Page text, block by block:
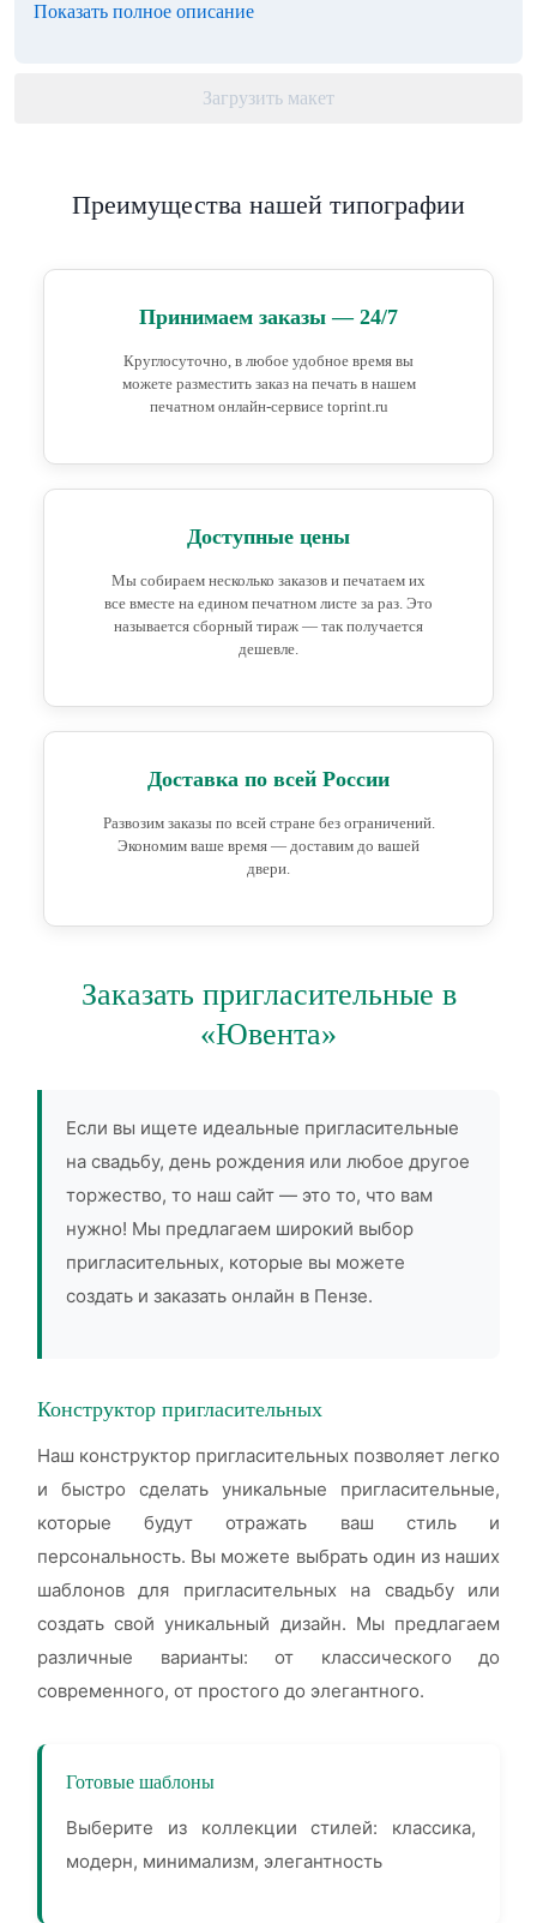
Показать полное описание
Загрузить макет
Преимущества нашей типографии
Принимаем заказы — 24/7
Круглосуточно, в любое удобное время вы
можете разместить заказ на печать в нашем
печатном онлайн-сервисе toprint.ru
Доступные цены
Мы собираем несколько заказов и печатаем их
все вместе на едином печатном листе за раз. Это
называется сборный тираж — так получается
дешевле.
Доставка по всей России
Развозим заказы по всей стране без ограничений.
Экономим ваше время — доставим до вашей
двери.
Заказать пригласительные в
«Ювента»
Если вы ищете идеальные пригласительные
на свадьбу, день рождения или любое другое
торжество, то наш сайт — это то, что вам
нужно! Мы предлагаем широкий выбор
пригласительных, которые вы можете
создать и заказать онлайн в Пензе.
Конструктор пригласительных
Наш конструктор пригласительных позволяет легко
и быстро сделать уникальные пригласительные,
которые будут отражать ваш стиль и
персональность. Вы можете выбрать один из наших
шаблонов для пригласительных на свадьбу или
создать свой уникальный дизайн. Мы предлагаем
различные варианты: от классического до
современного, от простого до элегантного.
Готовые шаблоны
Выберите из коллекции стилей: классика,
модерн, минимализм, элегантность